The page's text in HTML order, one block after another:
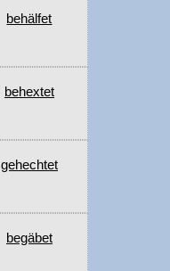
behälfet
behextet
gehechtet
begäbet